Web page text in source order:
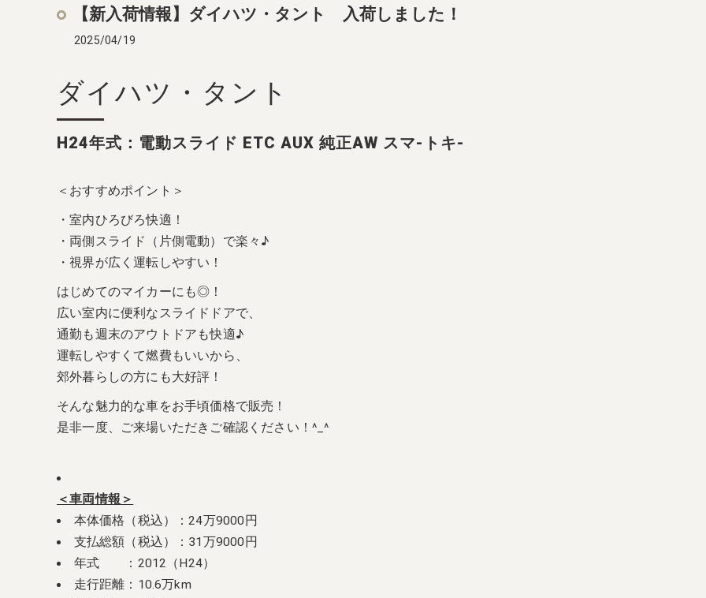
【新入荷情報】ダイハツ・タント 入荷しました！
2025/04/19
H24年式：電動スライド ETC AUX 純正AW スマ-トキ-
ダイハツ・タント
＜おすすめポイント＞
・室内ひろびろ快適！
・両側スライド（片側電動）で楽々♪
・視界が広く運転しやすい！
はじめてのマイカーにも◎！
広い室内に便利なスライドドアで、
通勤も週末のアウトドアも快適♪
運転しやすくて燃費もいいから、
郊外暮らしの方にも大好評！
そんな魅力的な車をお手頃価格で販売！
是非一度、ご来場いただきご確認ください！^_^
＜車両情報＞
本体価格（税込）：24万9000円
支払総額（税込）：31万9000円
年式 ：2012（H24）
走行距離：10.6万km